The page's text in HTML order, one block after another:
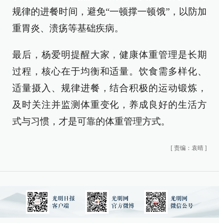
规律的进餐时间，避免“一顿撑一顿饿”，以防加
重胃炎、溃疡等基础疾病。
最后，杨爱明提醒大家，健康体重管理是长期
过程，核心在于均衡和适量。饮食需多样化、
适量摄入、规律进餐，结合积极的运动锻炼，
及时关注并监测体重变化，养成良好的生活方
式与习惯，才是可靠的体重管理方式。
[ 责编：袁晴 ]